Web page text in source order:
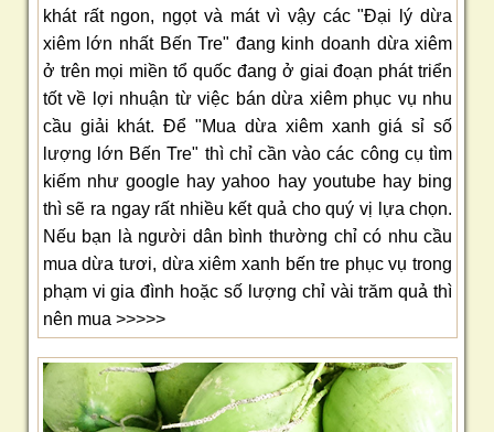
khát rất ngon, ngọt và mát vì vậy các "Đại lý dừa
xiêm lớn nhất Bến Tre" đang kinh doanh dừa xiêm
ở trên mọi miền tổ quốc đang ở giai đoạn phát triển
tốt về lợi nhuận từ việc bán dừa xiêm phục vụ nhu
cầu giải khát. Để "Mua dừa xiêm xanh giá sỉ số
lượng lớn Bến Tre" thì chỉ cần vào các công cụ tìm
kiếm như google hay yahoo hay youtube hay bing
thì sẽ ra ngay rất nhiều kết quả cho quý vị lựa chọn.
Nếu bạn là người dân bình thường chỉ có nhu cầu
mua dừa tươi, dừa xiêm xanh bến tre phục vụ trong
phạm vi gia đình hoặc số lượng chỉ vài trăm quả thì
nên mua >>>>>